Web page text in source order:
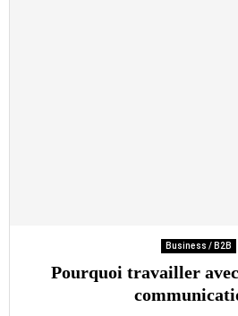
Business / B2B
Pourquoi travailler avec